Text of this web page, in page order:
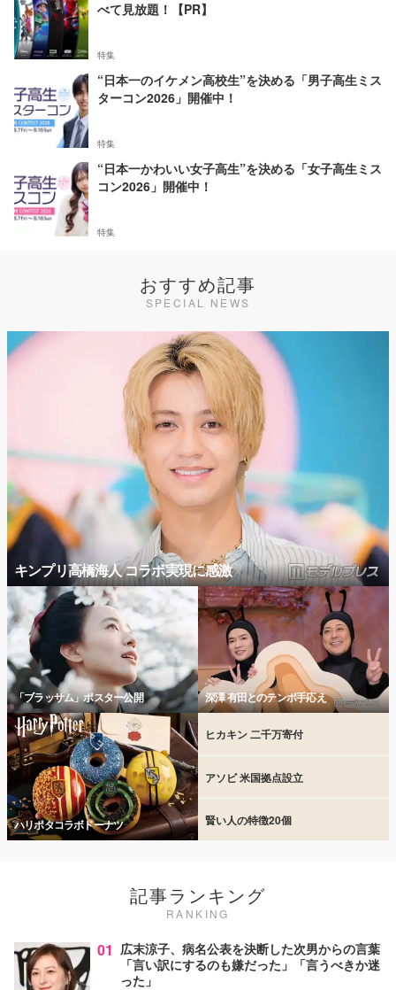
べて見放題！【PR】
特集
“日本一のイケメン高校生”を決める「男子高生ミス
ターコン2026」開催中！
特集
“日本一かわいい女子高生”を決める「女子高生ミス
コン2026」開催中！
特集
おすすめ記事
SPECIAL NEWS
キンプリ高橋海人 コラボ実現に感激
「ブラッサム」ポスター公開 深澤 有田とのテンポ手応え
ハリポタコラボドーナツ
ヒカキン 二千万寄付
アソビ 米国拠点設立
賢い人の特徴20個
記事ランキング
RANKING
01 広末涼子、病名公表を決断した次男からの言葉
「言い訳にするのも嫌だった」「言うべきか迷
った」